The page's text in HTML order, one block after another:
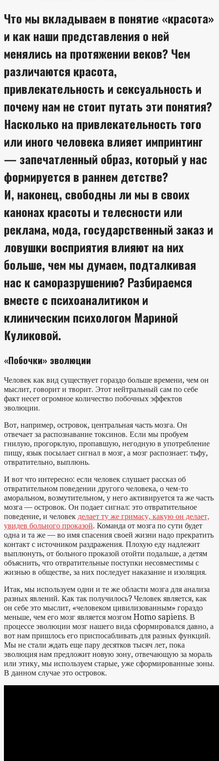
Что мы вкладываем в понятие «красота»
и как наши представления о ней
менялись на протяжении веков? Чем
различаются красота,
привлекательность и сексуальность и
почему нам не стоит путать эти понятия?
Насколько на привлекательность того
или иного человека влияет импринтинг
— запечатленный образ, который у нас
формируется в раннем детстве?
И, наконец, свободны ли мы в своих
канонах красоты и телесности или
реклама, мода, государственный заказ и
ловушки восприятия влияют на них
больше, чем мы думаем, подталкивая
нас к саморазрушению? Разбираемся
вместе с психоаналитиком и
клиническим психологом Мариной
Куликовой.
«Побочки» эволюции
Человек как вид существует гораздо больше времени, чем он
мыслит, говорит и творит. Этот нейтральный сам по себе
факт несет огромное количество побочных эффектов
эволюции.
Вот, например, островок, центральная часть мозга. Он
отвечает за распознавание токсинов. Если мы пробуем
гнилую, прогорклую, пропавшую, негодную в употребление
пищу, язык посылает сигнал в мозг, а мозг распознает: тьфу,
отвратительно, выплюнь.
И вот что интересно: если человек слушает рассказ об
отвратительном поведении другого человека, о чем-то
аморальном, возмутительном, у него активируется та же часть
мозга — островок. Он подает сигнал: это отвратительное
поведение, и человек делает ту же гримасу, какую он делает,
увидев больного проказой. Команда от мозга по сути будет
одна и та же — во имя спасения своей жизни надо прекратить
контакт с источником раздражения. Плохую еду надлежит
выплюнуть, от больного проказой отойти подальше, а детям
объяснить, что отвратительные поступки несовместимы с
жизнью в обществе, за них последует наказание и изоляция.
Итак, мы используем одни и те же области мозга для анализа
разных явлений. Как так получилось? Человек является, как
он себе это мыслит, «человеком цивилизованным» гораздо
меньше, чем его мозг является мозгом Homo sapiens. В
процессе эволюции мозг нашего вида сформировался давно, а
вот нам пришлось его приспосабливать для разных функций.
Мы не стали ждать еще пару десятков тысяч лет, пока
эволюция нам предложит новую зону, отвечающую за мораль
или этику, мы используем старые, уже сформированные зоны.
В данном случае это островок.